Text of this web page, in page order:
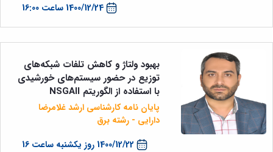
پژوهشی
معاونت
تحصیلات
تکمیلی
کمیته
منتخب
هیات
ممیزی
کمیته
آئین
نامه
ها
سمینارها
و
پایان
نامه
ها
آیین‌نامه‌های
گروه
صنایع
گروه
کامپیوتر
نشریات
پژوهش
های
مهندسی
صنایع
مهندسی
مهندسی
کامپیوتر
1400/12/24 ساعت 16:00
1400/12/22 روز یکشنبه ساعت 16
بهبود ولتاژ و کاهش تلفات شبکه‌های
توزیع در حضور سیستم‌های خورشیدی
با استفاده از الگوریتم NSGAII
پایان نامه کارشناسی ارشد غلامرضا
دارایی - رشته برق